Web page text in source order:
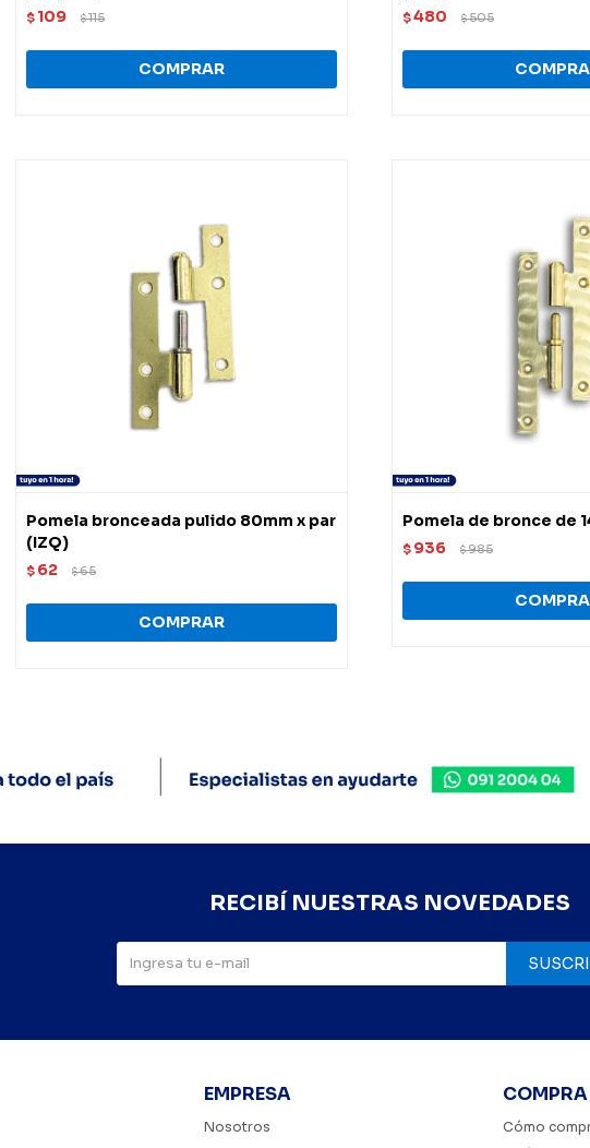
$ 109 $115 $480 $505
Pomela bronceada pulido 80mm x par
(IZQ)
$ 62 $65
Pomela de bronce de
$ 936 $985
EMPRESA
Nosotros
COMPRA
Cómo
RECIBÍ NUESTRAS NOVEDADES